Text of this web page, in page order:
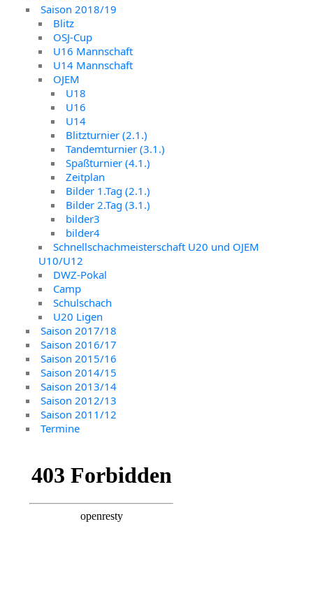
Saison 2018/19
Blitz
OSJ-Cup
U16 Mannschaft
U14 Mannschaft
OJEM
U18
U16
U14
Blitzturnier (2.1.)
Tandemturnier (3.1.)
Spaßturnier (4.1.)
Zeitplan
Bilder 1.Tag (2.1.)
Bilder 2.Tag (3.1.)
bilder3
bilder4
Schnellschachmeisterschaft U20 und OJEM
U10/U12
DWZ-Pokal
Camp
Schulschach
U20 Ligen
Saison 2017/18
Saison 2016/17
Saison 2015/16
Saison 2014/15
Saison 2013/14
Saison 2012/13
Saison 2011/12
Termine